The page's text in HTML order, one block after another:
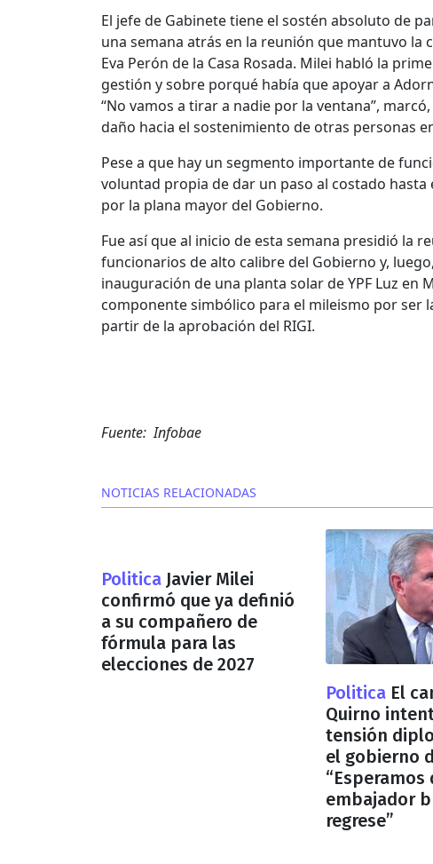
El jefe de Gabinete tiene el sostén absoluto de
una semana atrás en la reunión que mantuvo la
Eva Perón de la Casa Rosada. Milei habló la
gestión y sobre porqué había que apoyar a
“No vamos a tirar a nadie por la ventana”,
daño hacia el sostenimiento de otras personas
Pese a que hay un segmento importante de
voluntad propia de dar un paso al costado
por la plana mayor del Gobierno.
Fue así que al inicio de esta semana presidió la
funcionarios de alto calibre del Gobierno y,
inauguración de una planta solar de YPF Luz
componente simbólico para el mileismo por ser
partir de la aprobación del RIGI.
Fuente: Infobae
NOTICIAS RELACIONADAS
Politica Javier Milei
confirmó que ya definió
a su compañero de
fórmula para las
elecciones de 2027
Politica El
Quirno
tensión
el gobierno
“Esperamos
embajador
regrese”